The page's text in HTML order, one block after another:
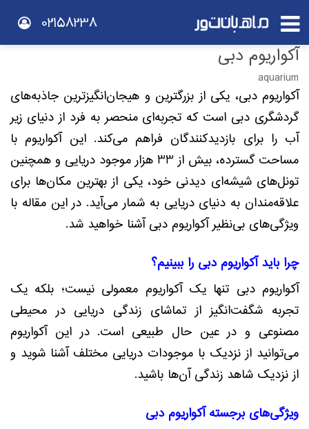
02158238
آکواریوم دبی
aquarium
آکواریوم دبی، یکی از بزرگترین و هیجان‌انگیزترین جاذبه‌های
گردشگری دبی است که تجربه‌ای منحصر به فرد از دنیای زیر
آب را برای بازدیدکنندگان فراهم می‌کند. این آکواریوم با
مساحت گسترده، بیش از 33 هزار موجود دریایی و همچنین
تونل‌های شیشه‌ای دیدنی خود، یکی از بهترین مکان‌ها برای
علاقه‌مندان به دنیای دریایی به شمار می‌آید. در این مقاله با
ویژگی‌های بی‌نظیر آکواریوم دبی آشنا خواهید شد.
چرا باید آکواریوم دبی را ببینیم؟
آکواریوم دبی تنها یک آکواریوم معمولی نیست؛ بلکه یک
تجربه شگفت‌انگیز از تماشای زندگی دریایی در محیطی
مصنوعی و در عین حال طبیعی است. در این آکواریوم
می‌توانید از نزدیک با موجودات دریایی مختلف آشنا شوید و
از نزدیک شاهد زندگی آن‌ها باشید.
ویژگی‌های برجسته آکواریوم دبی